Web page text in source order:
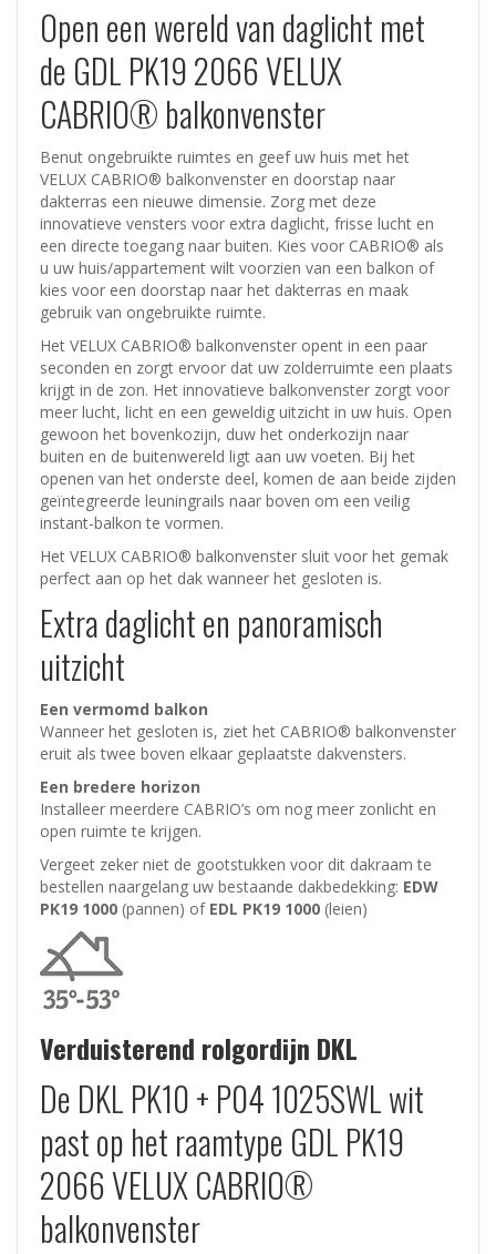
Open een wereld van daglicht met
de GDL PK19 2066 VELUX
CABRIO® balkonvenster
Benut ongebruikte ruimtes en geef uw huis met het
VELUX CABRIO® balkonvenster en doorstap naar
dakterras een nieuwe dimensie. Zorg met deze
innovatieve vensters voor extra daglicht, frisse lucht en
een directe toegang naar buiten. Kies voor CABRIO® als
u uw huis/appartement wilt voorzien van een balkon of
kies voor een doorstap naar het dakterras en maak
gebruik van ongebruikte ruimte.
Het VELUX CABRIO® balkonvenster opent in een paar
seconden en zorgt ervoor dat uw zolderruimte een plaats
krijgt in de zon. Het innovatieve balkonvenster zorgt voor
meer lucht, licht en een geweldig uitzicht in uw huis. Open
gewoon het bovenkozijn, duw het onderkozijn naar
buiten en de buitenwereld ligt aan uw voeten. Bij het
openen van het onderste deel, komen de aan beide zijden
geïntegreerde leuningrails naar boven om een veilig
instant-balkon te vormen.
Het VELUX CABRIO® balkonvenster sluit voor het gemak
perfect aan op het dak wanneer het gesloten is.
Extra daglicht en panoramisch
uitzicht
Een vermomd balkon
Wanneer het gesloten is, ziet het CABRIO® balkonvenster
eruit als twee boven elkaar geplaatste dakvensters.
Een bredere horizon
Installeer meerdere CABRIO’s om nog meer zonlicht en
open ruimte te krijgen.
Vergeet zeker niet de gootstukken voor dit dakraam te
bestellen naargelang uw bestaande dakbedekking: EDW
PK19 1000 (pannen) of EDL PK19 1000 (leien)
Verduisterend rolgordijn DKL
De DKL PK10 + P04 1025SWL wit
past op het raamtype GDL PK19
2066 VELUX CABRIO®
balkonvenster